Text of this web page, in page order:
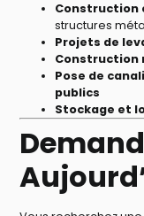
Construction
structures
Projets de
Construction
Pose de
publics
Stockage et